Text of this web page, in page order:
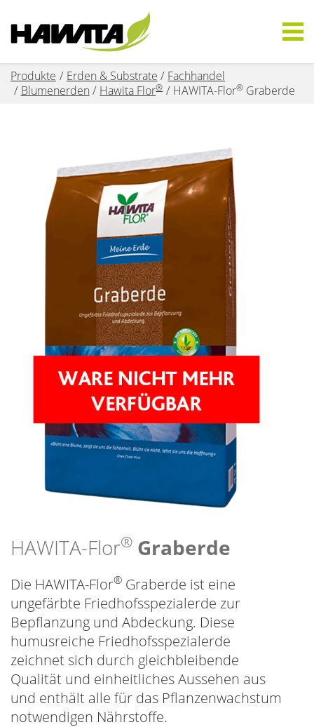
Produkte Erden & Substrate
Fachhandel
Blumenerden
Hawita Flor® HAWITA-Flor®Graberde
HAWITA-Flor® Graberde
Die HAWITA-Flor® Graberde ist eine
ungefärbte Friedhofsspezialerde zur
Bepflanzung und Abdeckung. Diese
humusreiche Friedhofsspezialerde
zeichnet sich durch gleichbleibende
Qualität und einheitliches Aussehen aus
und enthält alle für das Pflanzenwachstum
notwendigen Nährstoffe.